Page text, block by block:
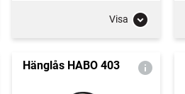
Visa
Hänglås HABO 403